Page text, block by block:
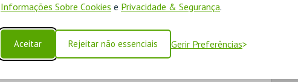
Informações Sobre Cookies e Privacidade & Segurança.
Aceitar Rejeitar não essenciais Gerir Preferências